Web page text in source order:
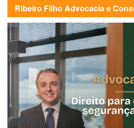
Ribeiro Filho Advocacia e